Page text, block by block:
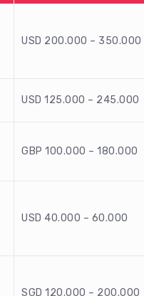
USD 200.000 – 350.000
USD 125.000 – 245.000
GBP 100.000 – 180.000
USD 40.000 – 60.000
SGD 120.000 – 200.000